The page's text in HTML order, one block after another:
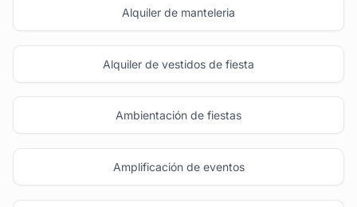
Alquiler de manteleria
Alquiler de vestidos de fiesta
Ambientación de fiestas
Amplificación de eventos